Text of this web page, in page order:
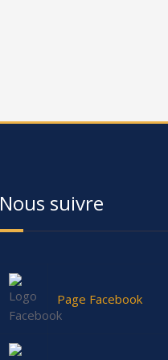
Nous suivre
Page Facebook